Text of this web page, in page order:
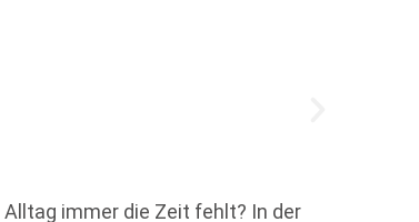
immer die Zeit fehlt? In der